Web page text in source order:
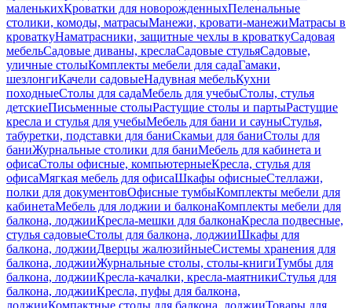
маленькихКроватки для новорожденныхПеленальные
столики, комоды, матрасыМанежи, кровати-манежиМатрасы в
кроваткуНаматрасники, защитные чехлы в кроваткуСадовая
мебельСадовые диваны, креслаСадовые стульяСадовые,
уличные столыКомплекты мебели для садаГамаки,
шезлонгиКачели садовыеНадувная мебельКухни
походныеСтолы для садаМебель для учебыСтолы, стулья
детскиеПисьменные столыРастущие столы и партыРастущие
кресла и стулья для учебыМебель для бани и сауныСтулья,
табуретки, подставки для баниСкамьи для баниСтолы для
баниЖурнальные столики для баниМебель для кабинета и
офисаСтолы офисные, компьютерныеКресла, стулья для
офисаМягкая мебель для офисаШкафы офисныеСтеллажи,
полки для документовОфисные тумбыКомплекты мебели для
кабинетаМебель для лоджии и балконаКомплекты мебели для
балкона, лоджииКресла-мешки для балконаКресла подвесные,
стулья садовыеСтолы для балкона, лоджииШкафы для
балкона, лоджииДверцы жалюзийныеСистемы хранения для
балкона, лоджииЖурнальные столы, столы-книгиТумбы для
балкона, лоджииКресла-качалки, кресла-маятникиСтулья для
балкона, лоджииКресла, пуфы для балкона,
лоджииКомпактные столы для балкона, лоджииТовары для